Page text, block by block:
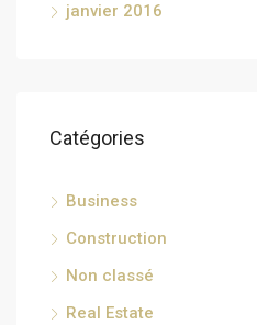
janvier 2016
Catégories
Business
Construction
Non classé
Real Estate